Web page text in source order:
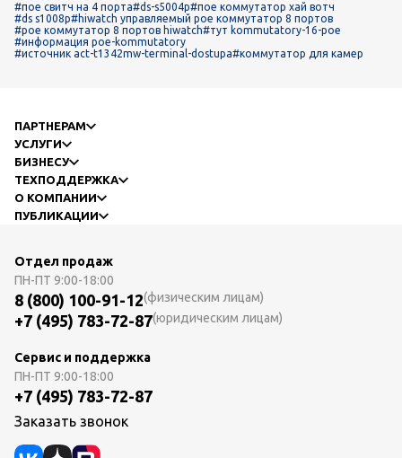
#пое свитч на 4 порта#ds-s5004p#пое коммутатор хай вотч
#ds s1008p#hiwatch управляемый poe коммутатор 8 портов
#poe коммутатор 8 портов hiwatch#тут kommutatory-16-poe
#информация poe-kommutatory
#источник act-t1342mw-terminal-dostupa#коммутатор для камер
ПАРТНЕРАМ
УСЛУГИ
БИЗНЕСУ
ТЕХПОДДЕРЖКА
О КОМПАНИИ
ПУБЛИКАЦИИ
Отдел продаж
ПН-ПТ 9:00-18:00
8 (800) 100-91-12(физическим лицам)
+7 (495) 783-72-87(юридическим лицам)
Сервис и поддержка
ПН-ПТ 9:00-18:00
+7 (495) 783-72-87
Заказать звонок